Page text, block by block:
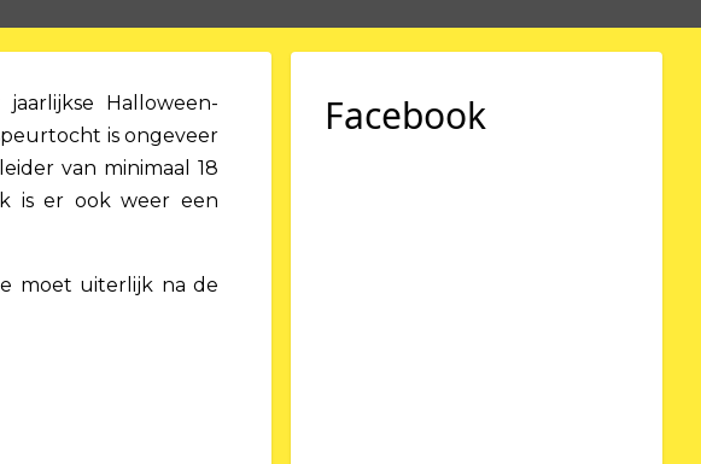
Halloween-
is ongeveer
van minimaal 18
is er ook weer een
moet uiterlijk na de
Facebook